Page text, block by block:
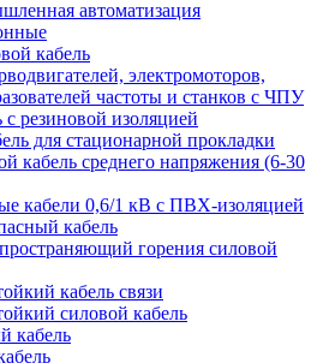
автоматизация
кабель
электромоторов,
частоты и станков с ЧПУ
с резиновой изоляцией
для стационарной прокладки
кабель среднего напряжения (6-30
кабели 0,6/1 кВ с ПВХ-изоляцией
кабель
горения силовой
кабель связи
силовой кабель
кабель